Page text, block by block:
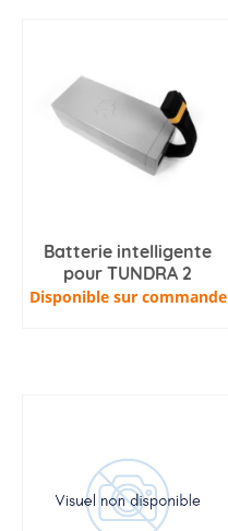
Batterie intelligente
pour TUNDRA 2
Disponible sur commande